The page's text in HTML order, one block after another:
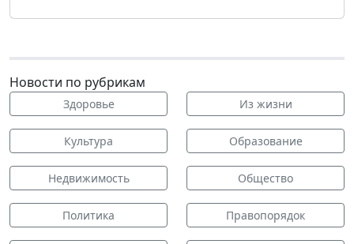
Новости по рубрикам
Здоровье Из жизни
Культура Образование
Недвижимость Общество
Политика Правопорядок